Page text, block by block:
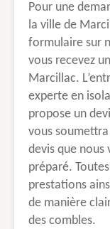
Pour une
la ville de
formulaire sur
vous recevez
Marcillac.
experte en
propose un
vous
devis que
préparé.
prestations
de manière
des combles.